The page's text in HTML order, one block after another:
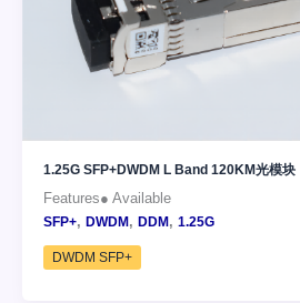
1.25G SFP+DWDM L Band 120KM光模块
Features● Available
SFP+, DWDM, DDM, 1.25G
DWDM SFP+